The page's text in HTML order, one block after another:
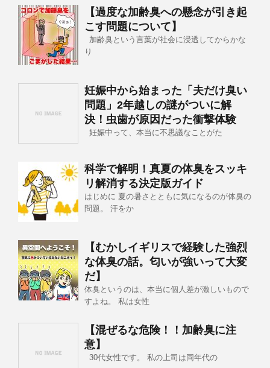
【過度な加齢臭への懸念が引き起
こす問題について】
加齢臭という言葉が社会に浸透してからかな
り
妊娠中から始まった「夫だけ臭い
問題」2年越しの謎がついに解
決！虫歯が原因だった衝撃体験
妊娠中って、本当に不思議なことがた
科学で解明！真夏の体臭をスッキ
リ解消する決定版ガイド
はじめに 夏の暑さとともに気になるのが体臭の
問題。 汗をか
【むかしイギリスで経験した強烈
な体臭の話。匂いが強いって大変
だ】
体臭というのは、本当に個人差が激しいもので
すよね。 私は女性
【混ぜるな危険！！加齢臭に注
意】
30代女性です。 私の上司は同年代の